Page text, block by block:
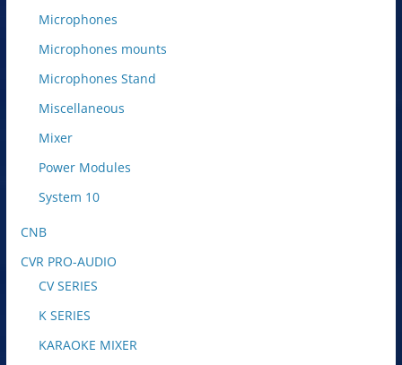
Microphones
Microphones mounts
Microphones Stand
Miscellaneous
Mixer
Power Modules
System 10
CNB
CVR PRO-AUDIO
CV SERIES
K SERIES
KARAOKE MIXER